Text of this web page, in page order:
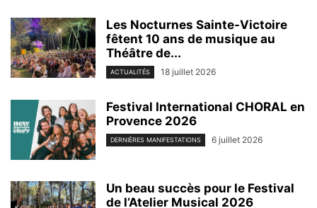
Les Nocturnes Sainte-Victoire
fêtent 10 ans de musique au
Théâtre de...
ACTUALITÉS 18 juillet 2026
Festival International CHORAL en
Provence 2026
DERNIÈRES MANIFESTATIONS 6 juillet 2026
Un beau succès pour le Festival
de l’Atelier Musical 2026